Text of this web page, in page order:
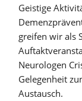
Geistige
greifen wir als
Neurologen
Gelegenheit
Austausch.